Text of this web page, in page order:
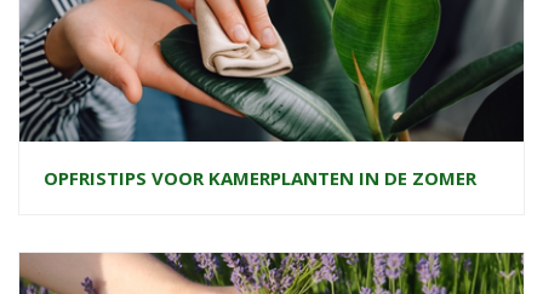
OPFRISTIPS VOOR KAMERPLANTEN IN DE ZOMER